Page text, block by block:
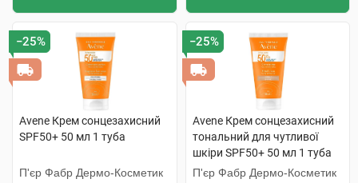
−25%
Avene Крем сонцезахисний
SPF50+ 50 мл 1 туба
П'єр Фабр Дермо-Косметик
−25%
Avene Крем сонцезахисний
тональний для чутливої
шкіри SPF50+ 50 мл 1 туба
П'єр Фабр Дермо-Косметик